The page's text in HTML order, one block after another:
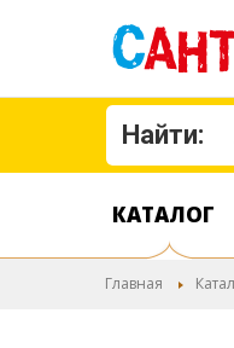
Найти:
КАТАЛОГ
Главная